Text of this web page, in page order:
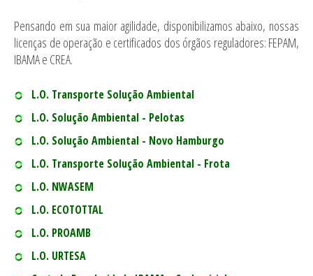
Pensando em sua maior agilidade, disponibilizamos abaixo, nossas
licenças de operação e certificados dos órgãos reguladores: FEPAM,
IBAMA e CREA.
L.O. Transporte Solução Ambiental
L.O. Solução Ambiental - Pelotas
L.O. Solução Ambiental - Novo Hamburgo
L.O. Transporte Solução Ambiental - Frota
L.O. NWASEM
L.O. ECOTOTTAL
L.O. PROAMB
L.O. URTESA